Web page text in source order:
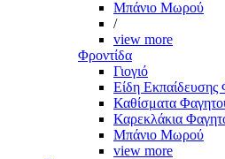
Μπάνιο Μωρού
/
view more
Φροντίδα
Γιογιό
Είδη Εκπαίδευσης
Καθίσματα
Καρεκλάκια
Μπάνιο Μωρού
view more